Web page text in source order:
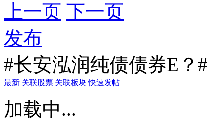
上一页 下一页
发布
#长安泓润纯债债券E？#
最新 关联股票 关联板块 快速发帖
加载中...